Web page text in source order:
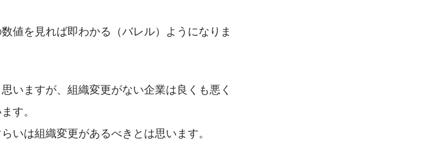
値を見れば即わかる（バレル）ようになりま
いますが、組織変更がない企業は良くも悪く
す。
いは組織変更があるべきとは思います。